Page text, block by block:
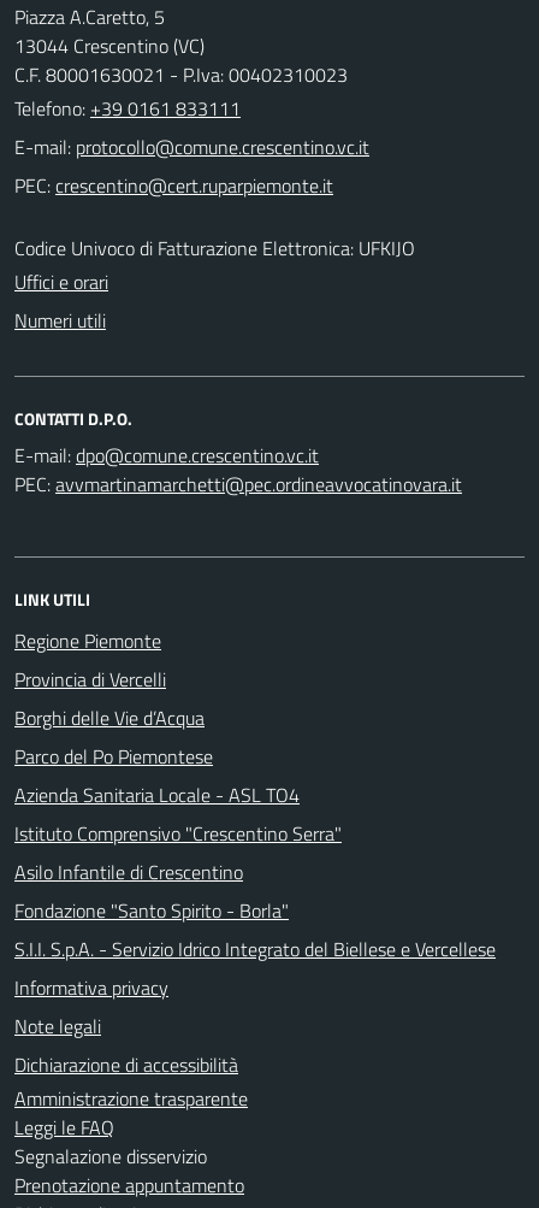
Piazza A.Caretto, 5
13044 Crescentino (VC)
C.F. 80001630021 - P.Iva: 00402310023
Telefono: +39 0161 833111
E-mail:
PEC:
Codice Univoco di Fatturazione Elettronica: UFKIJO
Uffici e orari
Numeri utili
CONTATTI D.P.O.
E-mail:
PEC:
LINK UTILI
Regione Piemonte
Provincia di Vercelli
Borghi delle Vie d’Acqua
Parco del Po Piemontese
Azienda Sanitaria Locale - ASL TO4
Istituto Comprensivo "Crescentino Serra"
Asilo Infantile di Crescentino
Fondazione "Santo Spirito - Borla"
S.I.I. S.p.A. - Servizio Idrico Integrato del Biellese e Vercellese
Informativa privacy
Note legali
Dichiarazione di accessibilità
Amministrazione trasparente
Leggi le FAQ
Segnalazione disservizio
Prenotazione appuntamento